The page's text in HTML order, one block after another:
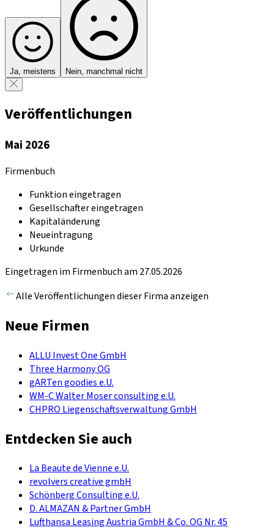
Ja, meistens Nein, manchmal nicht
Veröffentlichungen
Mai 2026
Firmenbuch
Funktion eingetragen
Gesellschafter eingetragen
Kapitaländerung
Neueintragung
Urkunde
Eingetragen im Firmenbuch am 27.05.2026
Alle Veröffentlichungen dieser Firma anzeigen
Neue Firmen
ALLU Invest One GmbH
Three Harmony OG
gARTen goodies e.U.
WM-C Walter Moser consulting e.U.
CHPRO Liegenschaftsverwaltung GmbH
Entdecken Sie auch
La Beaute de Vienne e.U.
revolvers creative gmbH
Schönberg Consulting e.U.
D. ALMAZAN & Partner GmbH
Lufthansa Leasing Austria GmbH & Co. OG Nr. 45